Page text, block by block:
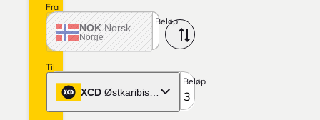
Fra
NOK Norske krone
Norge
Beløp
Til
XCD Østkaribisk dollar
Beløp